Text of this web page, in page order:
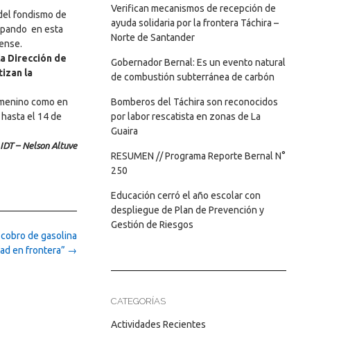
fondismo de
en esta
Dirección de
la
como en
el 14 de
– Nelson Altuve
de gasolina
en frontera” →
Verifican mecanismos de recepción de
ayuda solidaria por la frontera Táchira –
Norte de Santander
Gobernador Bernal: Es un evento natural
de combustión subterránea de carbón
Bomberos del Táchira son reconocidos
por labor rescatista en zonas de La
Guaira
RESUMEN // Programa Reporte Bernal N°
250
Educación cerró el año escolar con
despliegue de Plan de Prevención y
Gestión de Riesgos
CATEGORÍAS
Actividades Recientes